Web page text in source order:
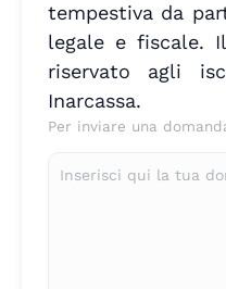
tempestiva da
legale e fiscale.
riservato agli
Inarcassa.
Per inviare una